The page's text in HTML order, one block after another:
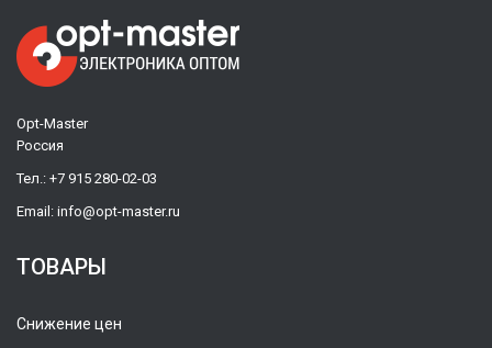
Opt-Master
Россия
Тел.: +7 915 280-02-03
Email: info@opt-master.ru
ТОВАРЫ
Снижение цен